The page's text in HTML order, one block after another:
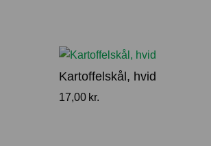
Kartoffelskål, hvid
17,00 kr.